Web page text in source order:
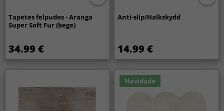
Tapetes felpudos - Aranga
Super Soft Fur (bege)
34.99 €
Anti-slip/Halkskydd
14.99 €
Novidade